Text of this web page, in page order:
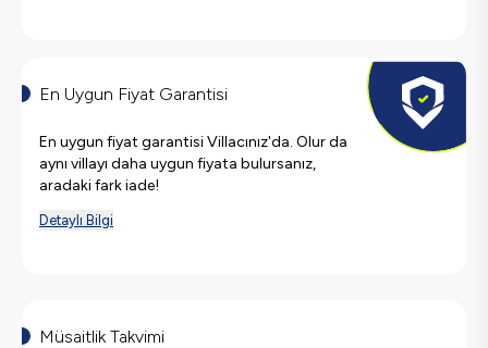
En Uygun Fiyat Garantisi
En uygun fiyat garantisi Villacınız'da. Olur da
aynı villayı daha uygun fiyata bulursanız,
aradaki fark iade!
Detaylı Bilgi
Müsaitlik Takvimi